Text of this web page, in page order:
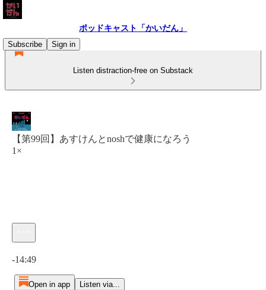
ポッドキャスト「かいだん」
Subscribe
Sign in
Listen distraction-free on Substack
【第99回】あすけんとnoshで健康になろう
1×
-14:49
Open in app Listen via...